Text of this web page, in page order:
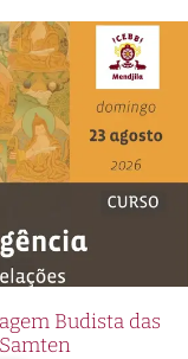
Budista das